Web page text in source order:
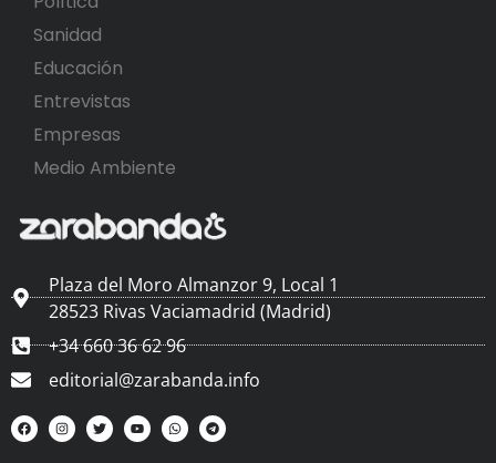
Sanidad
Educación
Entrevistas
Empresas
Medio Ambiente
Plaza del Moro Almanzor 9, Local 1
28523 Rivas Vaciamadrid (Madrid)
+34 660 36 62 96
editorial@zarabanda.info